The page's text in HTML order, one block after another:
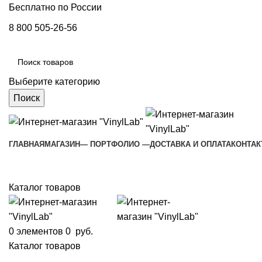
Бесплатно по России
8 800 505-26-56
Выберите категорию
Поиск
ГЛАВНАЯ МАГАЗИН— ПОРТФОЛИО —ДОСТАВКА И ОПЛАТА
Каталог товаров
0 элементов 0 руб.
Каталог товаров